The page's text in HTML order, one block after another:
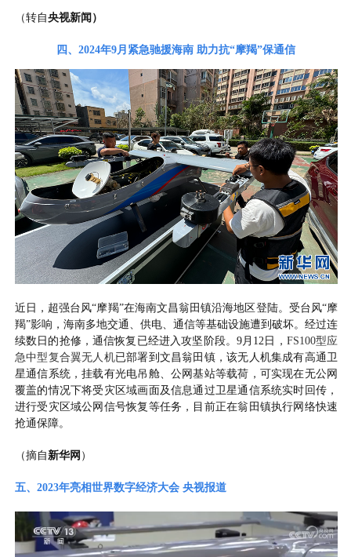
（转自央视新闻 ）
四、2024年9月 紧急驰援海南 助力抗“摩羯”保通信
近日，超强台风“摩羯”在海南文昌翁田镇沿海地区登陆。受台风“摩
羯”影响，海南多地交通、供电、通信等基础设施遭到破坏。经过连
续数日的抢修，通信恢复已经进入攻坚阶段。9月12日， FS100型应
急中型复合翼无人机已部署到文昌翁田镇，该无人机集成有高通卫
星通信系统，挂载有光电吊舱、公网基站等载荷，可实现在无公网
覆盖的情况下将受灾区域画面及信息通过卫星通信系统实时回传，
进行受灾区域公网信号恢复等任务，目前正在翁田镇执行网络快速
抢通保障。
（摘自新华网 ）
五、2023年亮相世界数字经济大会 央视报道